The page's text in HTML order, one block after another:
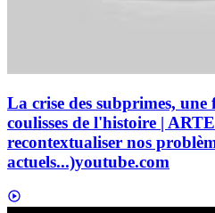
La crise des subprimes, une
coulisses de l'histoire |
recontextualiser nos
actuels...)youtube.com